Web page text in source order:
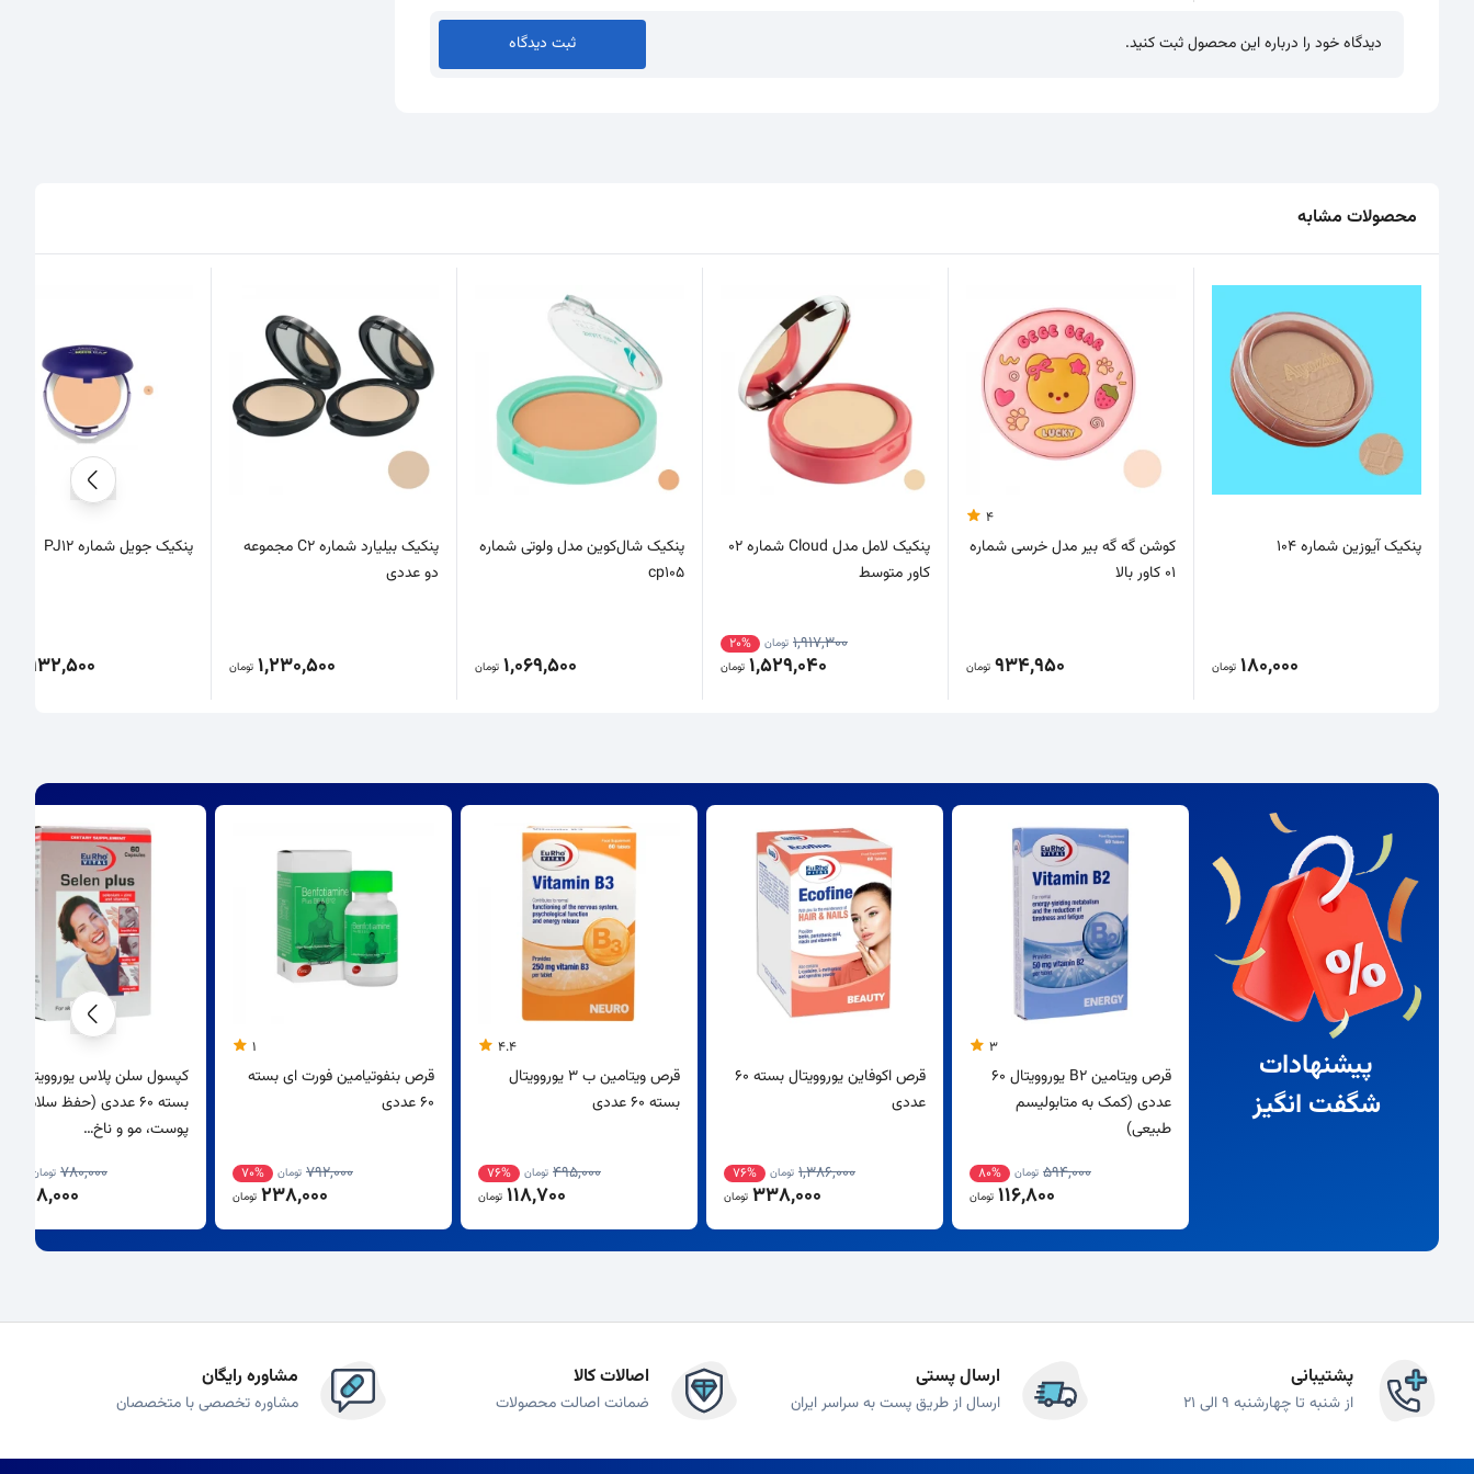
دیدگاه خود را درباره این محصول ثبت کنید. ثبت دیدگاه
محصولات مشابه
پنکیک آیوزین شماره 104
180,000 تومان
4
کوشن گه گه بیر مدل خرسی شماره
01 کاور بالا
934,950 تومان
پنکیک لامل مدل Cloud شماره 02
کاور متوسط
1,917,300 تومان 20%
1,529,040 تومان
پنکیک شال‌کوین مدل ولوتی شماره
cp105
1,069,500 تومان
پنکیک بیلیارد شماره C2 مجموعه
دو عددی
1,230,500 تومان
پنکیک جویل شماره PJ12
2,932,500
پیشنهادات
شگفت انگیز
3
قرص ویتامین B2 یوروویتال 60
عددی (کمک به متابولیسم
طبیعی)
594,000 تومان 80%
116,800 تومان
قرص اکوفاین یوروویتال بسته 60
عددی
1,386,000 تومان 76%
338,000 تومان
4.4
قرص ویتامین ب 3 یوروویتال
بسته 60 عددی
495,000 تومان 76%
118,700 تومان
1
قرص بنفوتیامین فورت ای بسته
60 عددی
792,000 تومان 70%
238,000 تومان
کپسول سلن پلاس یوروویتال
بسته 60 عددی (حفظ سلامت
پوست، مو و ناخ…
780,000 تومان
298,000
پشتیبانی
از شنبه تا چهارشنبه 9 الی 21
ارسال پستی
ارسال از طریق پست به سراسر ایران
اصالات کالا
ضمانت اصالت محصولات
مشاوره رایگان
مشاوره تخصصی با متخصصان